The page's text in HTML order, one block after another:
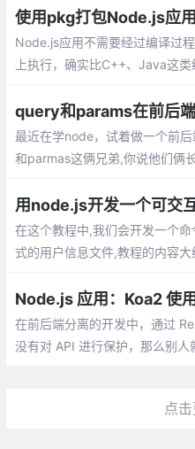
FileByLine.js，功能的调用：
使用pkg打包Node.js应
Node.js应用不需要经过编译过
上执行，确实比C++、Java这
ode.js
query和params在前后
最近在学node，试着做一个前
和parmas这俩兄弟,你说他们俩
两个角度讲
用node.js开发一个可交
在这个教程中,我们会开发一个
式的用户信息文件,教程的内容大
令,JavaScript 之外
Node.js 应用：Koa2 使
在前后端分离的开发中，通过
没有对 API 进行保护，那么别
点